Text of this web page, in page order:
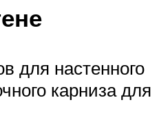
для настенного
карниза для